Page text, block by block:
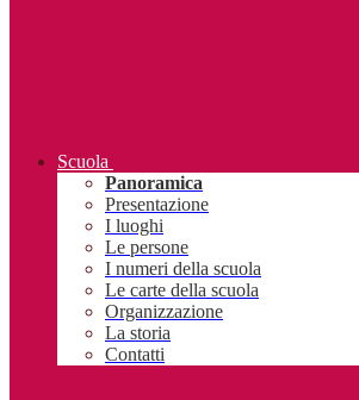
Scuola
Panoramica
Presentazione
I luoghi
Le persone
I numeri della scuola
Le carte della scuola
Organizzazione
La storia
Contatti